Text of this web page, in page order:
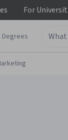
For
Degrees